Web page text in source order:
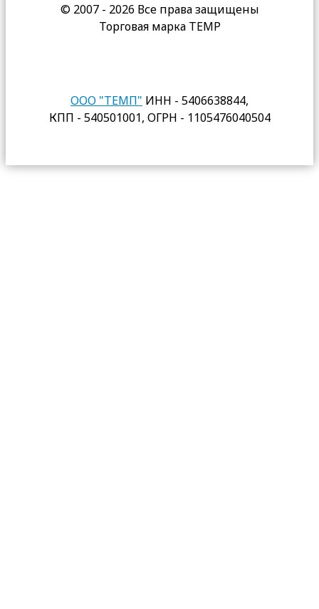
© 2007 - 2026 Все права защищены
Торговая марка TEMP
ООО "ТЕМП" ИНН - 5406638844,
КПП - 540501001, ОГРН - 1105476040504